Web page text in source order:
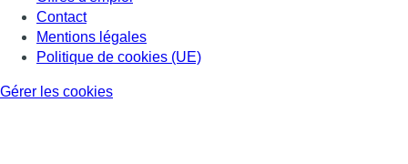
Contact
Mentions légales
Politique de cookies (UE)
Gérer les cookies